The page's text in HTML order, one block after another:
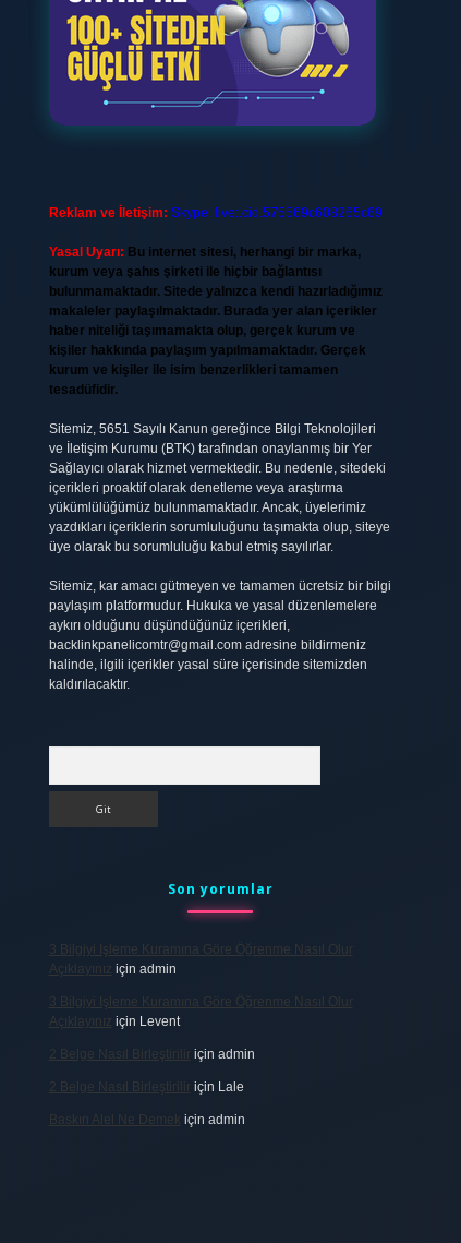
Reklam ve İletişim: Skype: live:.cid.575569c608265c69
Yasal Uyarı: Bu internet sitesi, herhangi bir marka,
kurum veya şahıs şirketi ile hiçbir bağlantısı
bulunmamaktadır. Sitede yalnızca kendi hazırladığımız
makaleler paylaşılmaktadır. Burada yer alan içerikler
haber niteliği taşımamakta olup, gerçek kurum ve
kişiler hakkında paylaşım yapılmamaktadır. Gerçek
kurum ve kişiler ile isim benzerlikleri tamamen
tesadüfidir.
Sitemiz, 5651 Sayılı Kanun gereğince Bilgi Teknolojileri
ve İletişim Kurumu (BTK) tarafından onaylanmış bir Yer
Sağlayıcı olarak hizmet vermektedir. Bu nedenle, sitedeki
içerikleri proaktif olarak denetleme veya araştırma
yükümlülüğümüz bulunmamaktadır. Ancak, üyelerimiz
yazdıkları içeriklerin sorumluluğunu taşımakta olup, siteye
üye olarak bu sorumluluğu kabul etmiş sayılırlar.
Sitemiz, kar amacı gütmeyen ve tamamen ücretsiz bir bilgi
paylaşım platformudur. Hukuka ve yasal düzenlemelere
aykırı olduğunu düşündüğünüz içerikleri,
backlinkpanelicomtr@gmail.comadresine bildirmeniz
halinde, ilgili içerikler yasal süre içerisinde sitemizden
kaldırılacaktır.
Son yorumlar
3 Bilgiyi Işleme Kuramına Göre Öğrenme Nasıl Olur
Açıklayınız için admin
3 Bilgiyi Işleme Kuramına Göre Öğrenme Nasıl Olur
Açıklayınız için Levent
2 Belge Nasıl Birleştirilir için admin
2 Belge Nasıl Birleştirilir için Lale
Baskın Alel Ne Demek için admin